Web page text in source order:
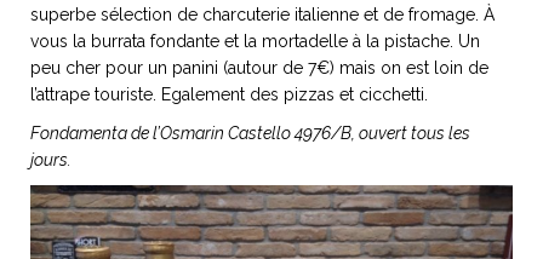
superbe sélection de charcuterie italienne et de fromage. À
vous la burrata fondante et la mortadelle à la pistache. Un
peu cher pour un panini (autour de 7€) mais on est loin de
l’attrape touriste. Egalement des pizzas et cicchetti.
Fondamenta de l’Osmarin Castello 4976/B, ouvert tous les
jours.